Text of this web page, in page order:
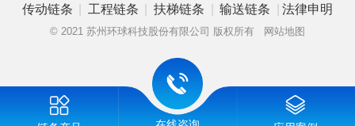
传动链条 | 工程链条 | 扶梯链条 | 输送链条 | 法律申明
© 2021 苏州环球科技股份有限公司 版权所有 网站地图